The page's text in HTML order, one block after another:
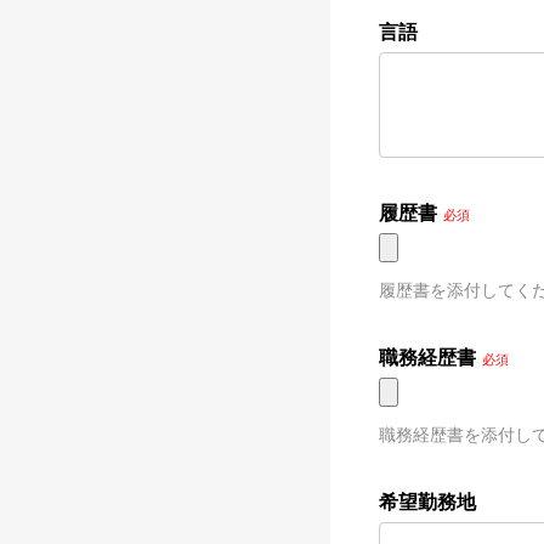
言語
履歴書 必須
履歴書を添付してく
職務経歴書 必須
職務経歴書を添付し
希望勤務地